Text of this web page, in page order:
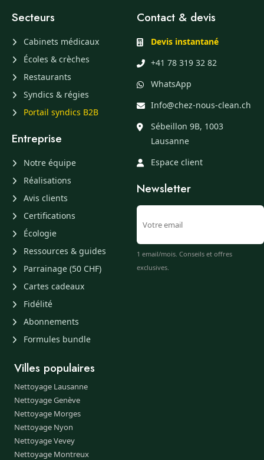
Secteurs
Cabinets médicaux
Écoles & crèches
Restaurants
Syndics & régies
Portail syndics B2B
Entreprise
Notre équipe
Réalisations
Avis clients
Certifications
Écologie
Ressources & guides
Parrainage (50 CHF)
Cartes cadeaux
Fidélité
Abonnements
Formules bundle
Contact & devis
Devis instantané
+41 78 319 32 82
WhatsApp
Info@chez-nous-clean.ch
Sébeillon 9B, 1003
Lausanne
Espace client
Newsletter
1 email/mois. Conseils et offres
exclusives.
Villes populaires
Nettoyage Lausanne
Nettoyage Genève
Nettoyage Morges
Nettoyage Nyon
Nettoyage Vevey
Nettoyage Montreux